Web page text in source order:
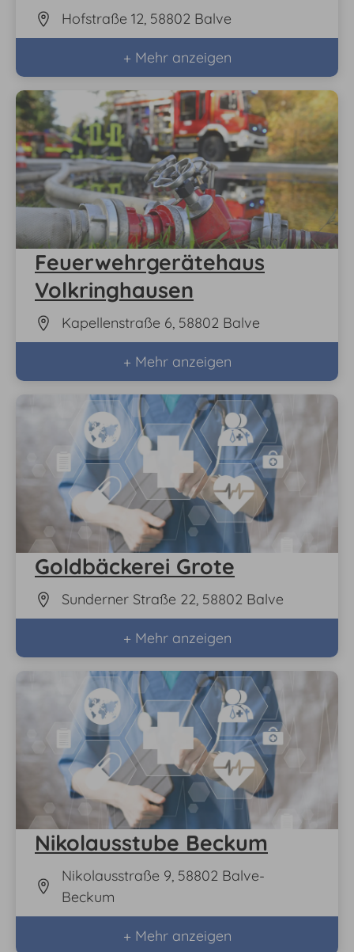
Hofstraße 12, 58802 Balve
+ Mehr anzeigen
Feuerwehrgerätehaus
Volkringhausen
Kapellenstraße 6, 58802 Balve
+ Mehr anzeigen
Goldbäckerei Grote
Sunderner Straße 22, 58802 Balve
+ Mehr anzeigen
Nikolausstube Beckum
Nikolausstraße 9, 58802 Balve-
Beckum
+ Mehr anzeigen